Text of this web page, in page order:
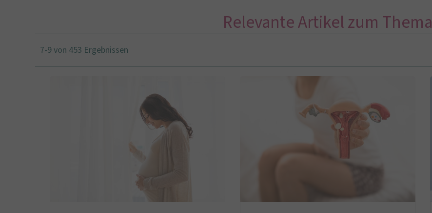
Relevante Artikel zum Thema
7-9 von 453 Ergebnissen